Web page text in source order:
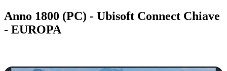
Anno 1800 (PC) - Ubisoft Connect Chiave
- EUROPA